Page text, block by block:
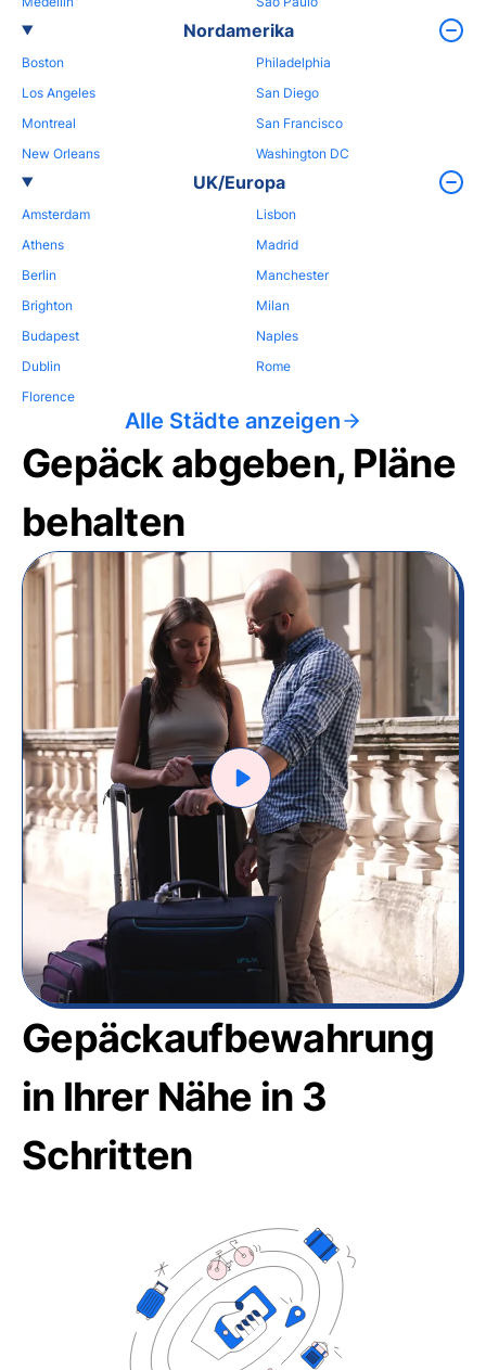
Nordamerika
Boston
Los Angeles
Montreal
New Orleans
Philadelphia
San Diego
San Francisco
Washington DC
UK/Europa
Amsterdam
Athens
Berlin
Brighton
Budapest
Dublin
Florence
Lisbon
Madrid
Manchester
Milan
Naples
Rome
Alle Städte anzeigen
Gepäck abgeben, Pläne
behalten
Gepäckaufbewahrung
in Ihrer Nähe in 3
Schritten